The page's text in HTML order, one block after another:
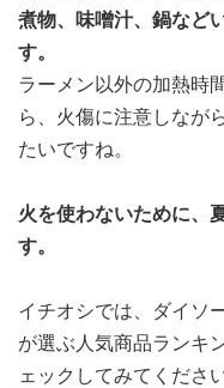
煮物、味噌汁、鍋など
す。
ラーメン以外の加熱時
ら、火傷に注意しなが
たいですね。
火を使わないために、
す。
イチオシでは、ダイソ
が選ぶ人気商品ランキ
ェックしてみてください